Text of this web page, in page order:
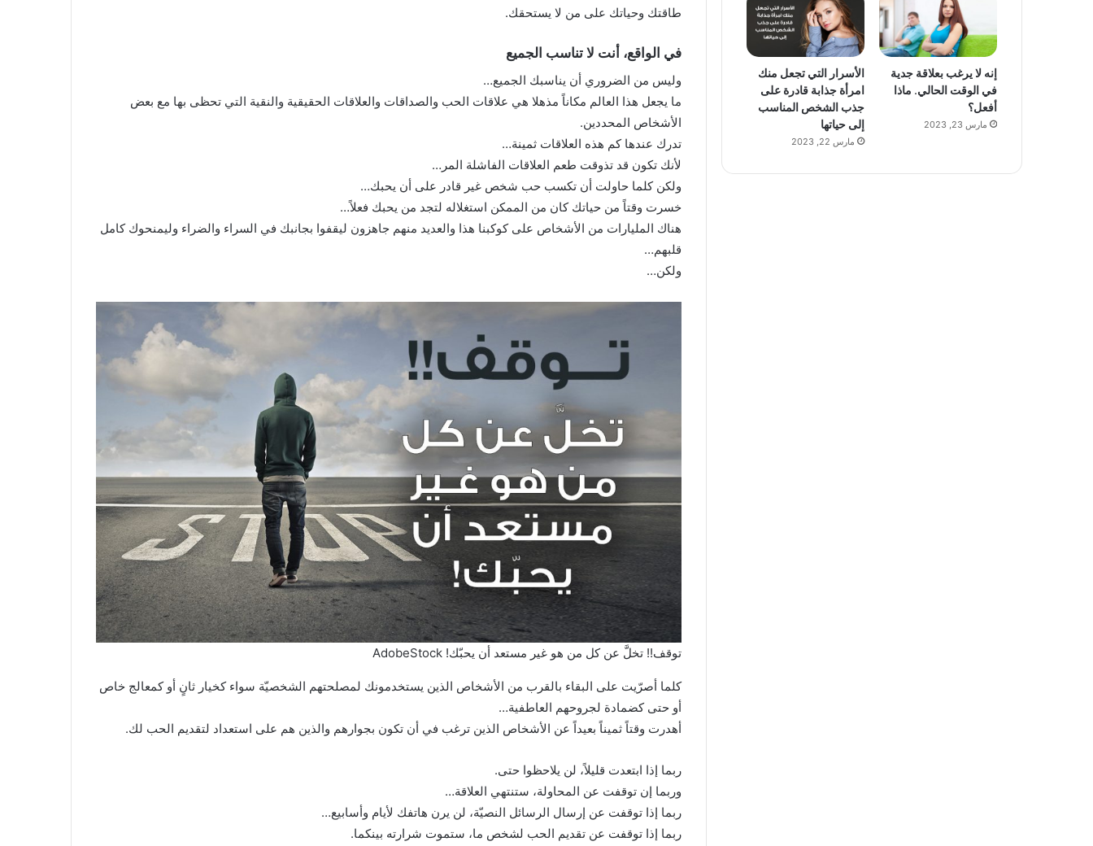
طاقتك وحياتك على من لا يستحقك.
في الواقع، أنت لا تناسب الجميع
وليس من الضروري أن يناسبك الجميع…
ما يجعل هذا العالم مكاناً مذهلا هي علاقات الحب والصداقات والعلاقات الحقيقية والنقية التي تحظى بها مع بعض
الأشخاص المحددين.
تدرك عندها كم هذه العلاقات ثمينة…
لأنك تكون قد تذوقت طعم العلاقات الفاشلة المر…
ولكن كلما حاولت أن تكسب حب شخص غير قادر على أن يحبك…
خسرت وقتاً من حياتك كان من الممكن استغلاله لتجد من يحبك فعلاً…
هناك المليارات من الأشخاص على كوكبنا هذا والعديد منهم جاهزون ليقفوا بجانبك في السراء والضراء وليمنحوك كامل
قلبهم…
ولكن…
توقف!! تخلَّ عن كل من هو غير مستعد أن يحبّك! AdobeStock
كلما أصرّيت على البقاء بالقرب من الأشخاص الذين يستخدمونك لمصلحتهم الشخصيّة سواء كخيار ثانٍ أو كمعالج خاص
أو حتى كضمادة لجروحهم العاطفية…
أهدرت وقتاً ثميناً بعيداً عن الأشخاص الذين ترغب في أن تكون بجوارهم والذين هم على استعداد لتقديم الحب لك.
ربما إذا ابتعدت قليلاً، لن يلاحظوا حتى.
وربما إن توقفت عن المحاولة، ستنتهي العلاقة…
ربما إذا توقفت عن إرسال الرسائل النصيّة، لن يرن هاتفك لأيام وأسابيع…
ربما إذا توقفت عن تقديم الحب لشخص ما، ستموت شرارته بينكما.
إنه لا يرغب بعلاقة جدية
في الوقت الحالي. ماذا
أفعل؟
مارس 23, 2023
الأسرار التي تجعل منك
امرأة جذابة قادرة على
جذب الشخص المناسب
إلى حياتها
مارس 22, 2023